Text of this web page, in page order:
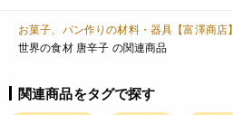
お菓子、パン作りの材料・器具【富澤商店】
世界の食材 唐辛子 の関連商品
関連商品をタグで探す